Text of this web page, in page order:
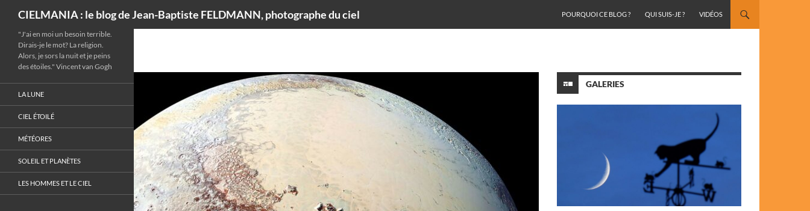
CIELMANIA : le blog de Jean-Baptiste FELDMANN, photographe du ciel
POURQUOI CE BLOG ?
QUI SUIS-JE ? VIDÉOS
GALERIES
"J'ai en moi un besoin terrible.
Dirais-je le mot? La religion.
Alors, je sors la nuit et je peins
des étoiles." Vincent van Gogh
LA LUNE
CIEL ÉTOILÉ
MÉTÉORES
SOLEIL ET PLANÈTES
LES HOMMES ET LE CIEL